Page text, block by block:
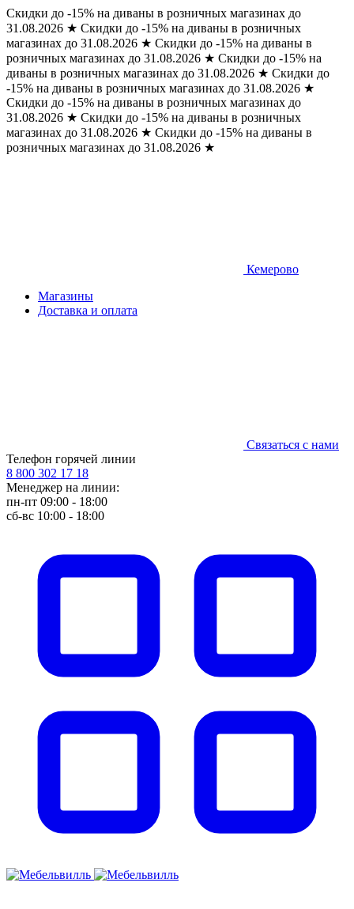
Скидки до -15% на диваны в розничных магазинах до
31.08.2026 ★ Скидки до -15% на диваны в розничных
магазинах до 31.08.2026 ★ Скидки до -15% на диваны в
розничных магазинах до 31.08.2026 ★ Скидки до -15% на
диваны в розничных магазинах до 31.08.2026 ★ Скидки до
-15% на диваны в розничных магазинах до 31.08.2026 ★
Скидки до -15% на диваны в розничных магазинах до
31.08.2026 ★ Скидки до -15% на диваны в розничных
магазинах до 31.08.2026 ★ Скидки до -15% на диваны в
розничных магазинах до 31.08.2026 ★
Кемерово
Магазины
Доставка и оплата
Связаться с нами
Телефон горячей линии
8 800 302 17 18
Менеджер на линии:
пн-пт 09:00 - 18:00
сб-вс 10:00 - 18:00